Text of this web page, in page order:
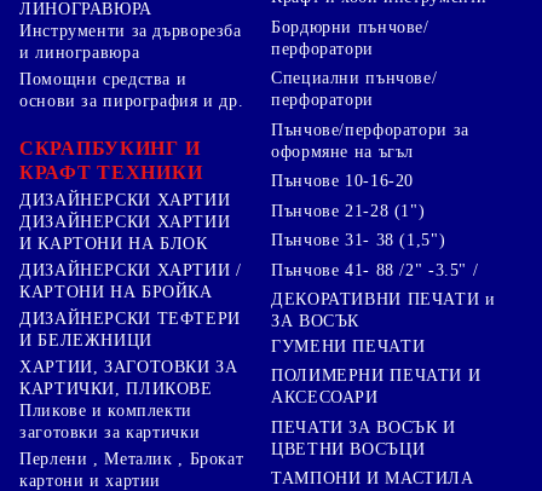
ЛИНОГРАВЮРА
Инструменти за дърворезба
и линогравюра
Помощни средства и
основи за пирография и др.
СКРАПБУКИНГ И
КРАФТ ТЕХНИКИ
ДИЗАЙНЕРСКИ ХАРТИИ
ДИЗАЙНЕРСКИ ХАРТИИ
И КАРТОНИ НА БЛОК
ДИЗАЙНЕРСКИ ХАРТИИ /
КАРТОНИ НА БРОЙКА
ДИЗАЙНЕРСКИ ТЕФТЕРИ
И БЕЛЕЖНИЦИ
ХАРТИИ, ЗАГОТОВКИ ЗА
КАРТИЧКИ, ПЛИКОВЕ
Пликове и комплекти
заготовки за картички
Перлени , Металик , Брокат
картони и хартии
Бордюрни пънчове/
перфоратори
Специални пънчове/
перфоратори
Пънчове/перфоратори за
оформяне на ъгъл
Пънчове 10-16-20
Пънчове 21-28 (1")
Пънчове 31- 38 (1,5")
Пънчове 41- 88 /2" -3.5" /
ДЕКОРАТИВНИ ПЕЧАТИ и
ЗА ВОСЪК
ГУМЕНИ ПЕЧАТИ
ПОЛИМЕРНИ ПЕЧАТИ И
АКСЕСОАРИ
ПЕЧАТИ ЗА ВОСЪК И
ЦВЕТНИ ВОСЪЦИ
ТАМПОНИ И МАСТИЛА